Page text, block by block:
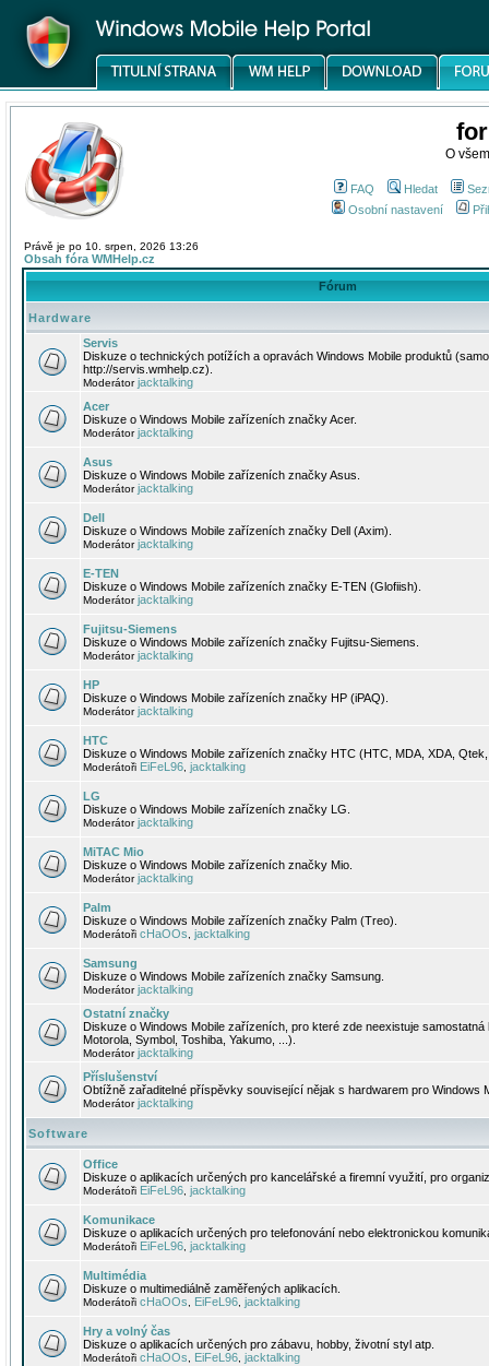
O
FAQ Hledat
Osobní nastavení
Právě je po 10. srpen, 2026 13:26
Obsah fóra WMHelp.cz
Fórum
Hardware
Servis
Diskuze o technických potížích a opravách Windows Mobile produktů
http://servis.wmhelp.cz).
Moderátorjacktalking
Acer
Diskuze o Windows Mobile zařízeních značky Acer.
Moderátorjacktalking
Asus
Diskuze o Windows Mobile zařízeních značky Asus.
Moderátorjacktalking
Dell
Diskuze o Windows Mobile zařízeních značky Dell (Axim).
Moderátorjacktalking
E-TEN
Diskuze o Windows Mobile zařízeních značky E-TEN (Glofiish).
Moderátorjacktalking
Fujitsu-Siemens
Diskuze o Windows Mobile zařízeních značky Fujitsu-Siemens.
Moderátorjacktalking
HP
Diskuze o Windows Mobile zařízeních značky HP (iPAQ).
Moderátorjacktalking
HTC
Diskuze o Windows Mobile zařízeních značky HTC (HTC, MDA, XDA,
Moderátoři EiFeL96 jacktalking
LG
Diskuze o Windows Mobile zařízeních značky LG.
Moderátorjacktalking
MiTAC Mio
Diskuze o Windows Mobile zařízeních značky Mio.
Moderátorjacktalking
Palm
Diskuze o Windows Mobile zařízeních značky Palm (Treo).
Moderátoři cHaOOs jacktalking
Samsung
Diskuze o Windows Mobile zařízeních značky Samsung.
Moderátorjacktalking
Ostatní značky
Diskuze o Windows Mobile zařízeních, pro které zde neexistuje
Motorola, Symbol, Toshiba, Yakumo, ...).
Moderátorjacktalking
Příslušenství
Obtížně zařaditelné příspěvky související nějak s hardwarem pro Windows
Moderátorjacktalking
Software
Office
Diskuze o aplikacích určených pro kancelářské a firemní využití, pro
Moderátoři EiFeL96 jacktalking
Komunikace
Diskuze o aplikacích určených pro telefonování nebo elektronickou
Moderátoři EiFeL96 jacktalking
Multimédia
Diskuze o multimediálně zaměřených aplikacích.
Moderátoři cHaOOs EiFeL96 jacktalking
Hry a volný čas
Diskuze o aplikacích určených pro zábavu, hobby, životní styl atp.
Moderátoři cHaOOs EiFeL96 jacktalking